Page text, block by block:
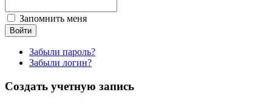
Запомнить меня
Забыли пароль?
Забыли логин?
Создать учетную запись